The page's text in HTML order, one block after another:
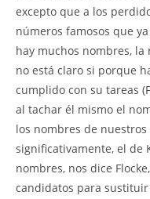
excepto que a los
números famosos que
hay muchos nombres,
no está claro si porque
cumplido con su tareas
al tachar él mismo el
los nombres de
significativamente, el de
nombres, nos dice
candidatos para sustituir